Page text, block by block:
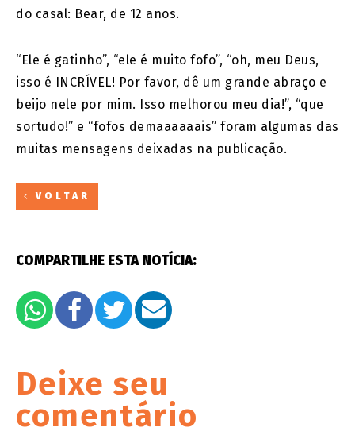
do casal: Bear, de 12 anos.
“Ele é gatinho”, “ele é muito fofo”, “oh, meu Deus,
isso é INCRÍVEL! Por favor, dê um grande abraço e
beijo nele por mim. Isso melhorou meu dia!”, “que
sortudo!” e “fofos demaaaaaais” foram algumas das
muitas mensagens deixadas na publicação.
VOLTAR
COMPARTILHE ESTA NOTÍCIA:
Deixe seu
comentário